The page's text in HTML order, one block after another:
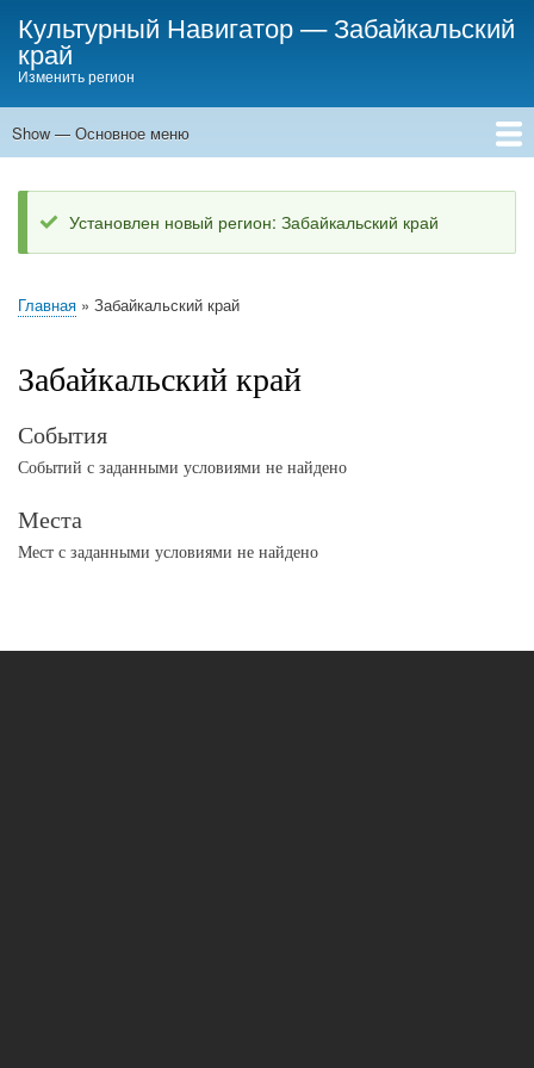
to
Культурный Навигатор—Забайкальский
край
Изменить регион
Основное
Show — Основное меню
Места
События
Статьи
Установлен новый регион: Забайкальский край
Breadcrumb
Главная Забайкальский край
Забайкальский край
События
Событий с заданными условиями не найдено
Места
Мест с заданными условиями не найдено